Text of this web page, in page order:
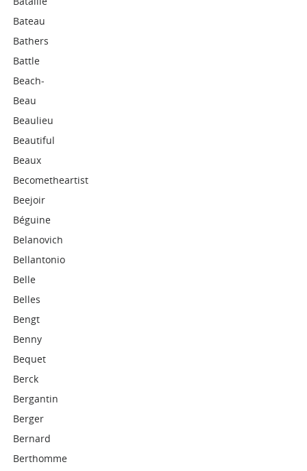
Bateau
Bathers
Battle
Beach-
Beau
Beaulieu
Beautiful
Beaux
Becometheartist
Beejoir
Béguine
Belanovich
Bellantonio
Belle
Belles
Bengt
Benny
Bequet
Berck
Bergantin
Berger
Bernard
Berthomme